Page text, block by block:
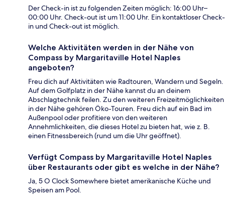
Der Check-in ist zu folgenden Zeiten möglich: 16:00 Uhr–
00:00 Uhr. Check-out ist um 11:00 Uhr. Ein kontaktloser Check-
in und Check-out ist möglich.
Welche Aktivitäten werden in der Nähe von
Compass by Margaritaville Hotel Naples
angeboten?
Freu dich auf Aktivitäten wie Radtouren, Wandern und Segeln.
Auf dem Golfplatz in der Nähe kannst du an deinem
Abschlagtechnik feilen. Zu den weiteren Freizeitmöglichkeiten
in der Nähe gehören Öko-Touren. Freu dich auf ein Bad im
Außenpool oder profitiere von den weiteren
Annehmlichkeiten, die dieses Hotel zu bieten hat, wie z. B.
einen Fitnessbereich (rund um die Uhr geöffnet).
Verfügt Compass by Margaritaville Hotel Naples
über Restaurants oder gibt es welche in der Nähe?
Ja, 5 O Clock Somewhere bietet amerikanische Küche und
Speisen am Pool.